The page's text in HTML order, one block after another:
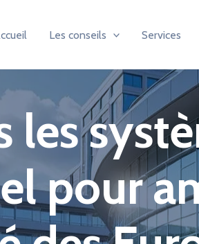
Les conseils Services
les
pour